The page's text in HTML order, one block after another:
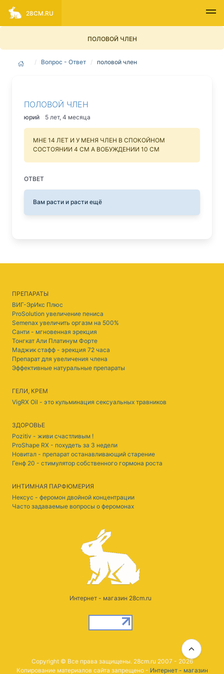
ПОЛОВОЙ ЧЛЕН
28CM.RU
Вопрос - Ответ половой член
ПОЛОВОЙ ЧЛЕН
юрий 5 лет, 4 месяца
МНЕ 14 ЛЕТ И У МЕНЯ ЧЛЕН В СПОКОЙНОМ
СОСТОЯНИИ 4 СМ А ВОБУЖДЕНИИ 10 СМ
ОТВЕТ
Вам расти и расти ещё
ПРЕПАРАТЫ
ВИГ-ЭрИкс Плюс
ProSolution увеличение пениса
Semenax увеличить оргазм на 500%
Санти - мгновенная эрекция
Тонгкат Али Платинум Форте
Маджик стафф - эрекция 72 часа
Препарат для увеличения члена
Эффективные натуральные препараты
ГЕЛИ, КРЕМ
VigRX Oil - это кульминация сексуальных травников
ЗДОРОВЬЕ
Pozitiv - живи счастливым !
ProShape RX - похудеть за 3 недели
Новитал - препарат останавливающий старение
Генф 20 - стимулятор собственного гормона роста
ИНТИМНАЯ ПАРФЮМЕРИЯ
Нексус - феромон двойной концентрации
Часто задаваемые вопросы о феромонах
Интернет - магазин 28cm.ru
Copyright © Все права защищены. 28cm.ru 2007 - 2026
Копирование материалов сайта запрещено - Интернет - магазин